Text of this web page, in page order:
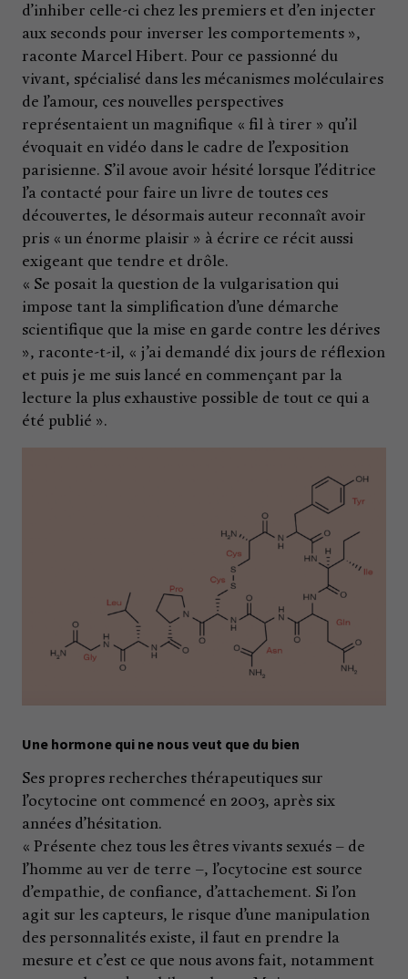
d’inhiber celle-ci chez les premiers et d’en injecter
aux seconds pour inverser les comportements »,
raconte Marcel Hibert. Pour ce passionné du
vivant, spécialisé dans les mécanismes moléculaires
de l’amour, ces nouvelles perspectives
représentaient un magnifique « fil à tirer » qu’il
évoquait en vidéo dans le cadre de l’exposition
parisienne. S’il avoue avoir hésité lorsque l’éditrice
l’a contacté pour faire un livre de toutes ces
découvertes, le désormais auteur reconnaît avoir
pris « un énorme plaisir » à écrire ce récit aussi
exigeant que tendre et drôle.
« Se posait la question de la vulgarisation qui
impose tant la simplification d’une démarche
scientifique que la mise en garde contre les dérives
», raconte-t-il, « j’ai demandé dix jours de réflexion
et puis je me suis lancé en commençant par la
lecture la plus exhaustive possible de tout ce qui a
été publié ».
Une hormone qui ne nous veut que du bien
Ses propres recherches thérapeutiques sur
l’ocytocine ont commencé en 2003, après six
années d’hésitation.
« Présente chez tous les êtres vivants sexués – de
l’homme au ver de terre –, l’ocytocine est source
d’empathie, de confiance, d’attachement. Si l’on
agit sur les capteurs, le risque d’une manipulation
des personnalités existe, il faut en prendre la
mesure et c’est ce que nous avons fait, notamment